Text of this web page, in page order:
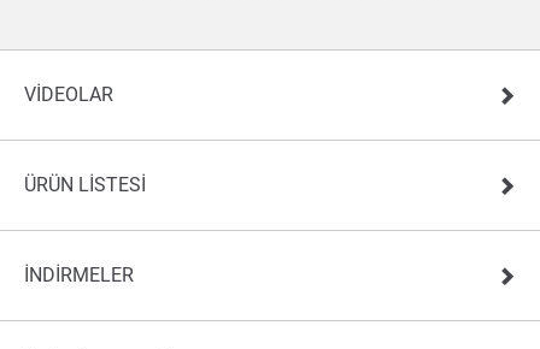
VIDEOLAR
ÜRÜN LISTESI
İNDIRMELER